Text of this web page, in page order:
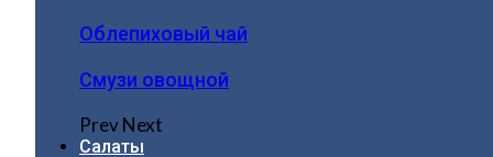
Облепиховый чай
Смузи овощной
PrevNext
Салаты